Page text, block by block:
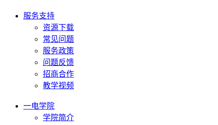
服务支持
资源下载
常见问题
服务政策
问题反馈
招商合作
教学视频
一电学院
学院简介